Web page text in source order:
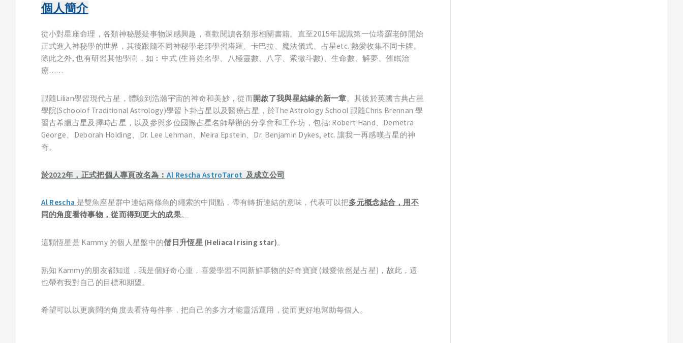
個人簡介
從小對星座命理，各類神秘懸疑事物深感興趣，喜歡閱讀各類形相關書籍。直至2015年認識第一位塔羅老師開始
正式進入神秘學的世界，其後跟隨不同神秘學老師學習塔羅、卡巴拉、魔法儀式、占星etc. 熱愛收集不同卡牌。
除此之外, 也有研習其他學問，如︰中式 (生肖姓名學、八極靈數、八字、紫微斗數)、生命數、解夢、催眠治
療……
跟隨Lilian學習現代占星，體驗到浩瀚宇宙的神奇和美妙，從而開啟了我與星結緣的新一章。其後於英國古典占星
學院(Schoolof Traditional Astrology)學習卜卦占星以及醫療占星，於The Astrology School 跟隨Chris Brennan 學
習古希臘占星及擇時占星，以及參與多位國際占星名師舉辦的分享會和工作坊，包括: Robert Hand、Demetra
George、Deborah Holding、Dr. Lee Lehman、Meira Epstein、Dr. Benjamin Dykes, etc. 讓我一再感嘆占星的神
奇。
於2022年，正式把個人專頁改名為︰Al Rescha AstroTarot 及成立公司
Al Rescha 是雙魚座星群中連結兩條魚的繩索的中間點，帶有轉折連結的意味，代表可以把多元概念結合，用不
同的角度看待事物，從而得到更大的成果。
這顆恆星是 Kammy 的個人星盤中的偕日升恆星 (Heliacal rising star)。
熟知 Kammy的朋友都知道，我是個好奇心重，喜愛學習不同新鮮事物的好奇寶寶 (最愛依然是占星)，故此，這
也帶有我對自己的目標和期望。
希望可以以更廣闊的角度去看待每件事，把自己的多方才能靈活運用，從而更好地幫助每個人。